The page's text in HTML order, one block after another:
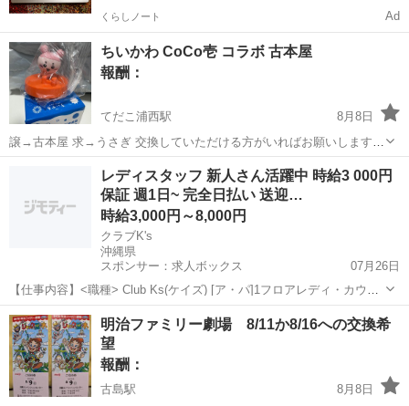
くらしノート Ad
ちいかわ CoCo壱 コラボ 古本屋
報酬：
てだこ浦西駅
8月8日
譲→古本屋 求→うさぎ 交換していただける方がいればお願いします
🙇‍♀️ 交換場所は那覇、浦添、宜野湾、ライカム、南風原など相談可能で
てだこ浦西駅 交換したい
レディスタッフ 新人さん活躍中 時給3 000円
保証 週1日~ 完全日払い 送迎…
時給3,000円～8,000円
クラブK's
沖縄県
スポンサー：求人ボックス
07月26日
【仕事内容】<職種> Club Ks(ケイズ) [ア・パ]1フロアレディ・カウン
ターレディ(ナイトワーク系)、2クラブ・スナック系ホールスタッフ(ナ
イトワーク系) <雇用形態> アルバイト・パート <給与> [ア・パ]1時給
3,0...
アルバイト・パート
明治ファミリー劇場 8/11か8/16への交換希
望
報酬：
古島駅
8月8日